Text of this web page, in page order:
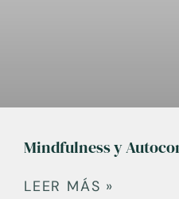
Mindfulness y
LEER MÁS »